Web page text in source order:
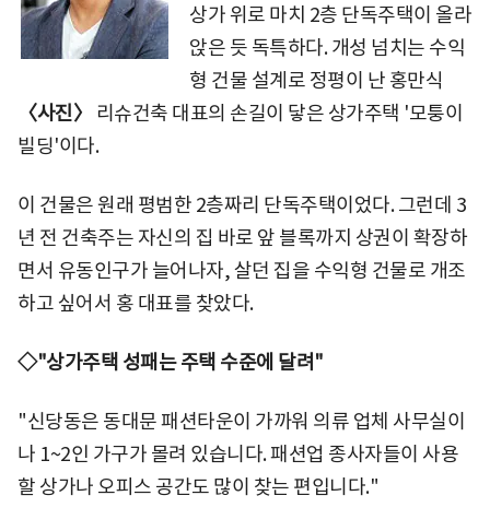
상가 위로 마치 2층 단독주택이 올라
앉은 듯 독특하다. 개성 넘치는 수익
형 건물 설계로 정평이 난 홍만식
〈사진〉
리슈건축 대표의 손길이 닿은 상가주택 '모퉁이
빌딩'이다.
이 건물은 원래 평범한 2층짜리 단독주택이었다. 그런데 3
년 전 건축주는 자신의 집 바로 앞 블록까지 상권이 확장하
면서 유동인구가 늘어나자, 살던 집을 수익형 건물로 개조
하고 싶어서 홍 대표를 찾았다.
◇"상가주택 성패는 주택 수준에 달려"
"신당동은 동대문 패션타운이 가까워 의류 업체 사무실이
나 1~2인 가구가 몰려 있습니다. 패션업 종사자들이 사용
할 상가나 오피스 공간도 많이 찾는 편입니다."